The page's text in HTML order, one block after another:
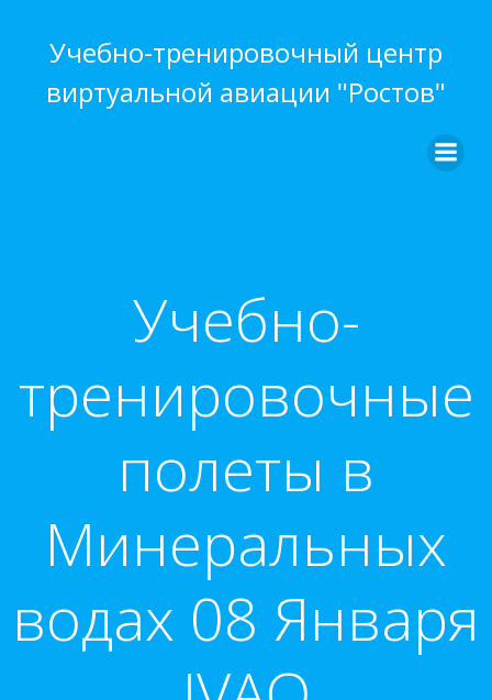
содержимому
Учебно-тренировочный центр
виртуальной авиации "Ростов"
Учебно-
тренировочные
полеты в
Минеральных
водах 08 Января